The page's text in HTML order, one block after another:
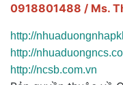
0918801488 / Ms.
http://
http://
http://ncsb.com.vn